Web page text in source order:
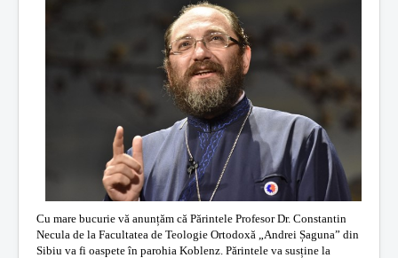
Cu mare bucurie vă anunțăm că Părintele Profesor Dr. Constantin
Necula de la Facultatea de Teologie Ortodoxă „Andrei Șaguna” din
Sibiu va fi oaspete în parohia Koblenz. Părintele va susține la